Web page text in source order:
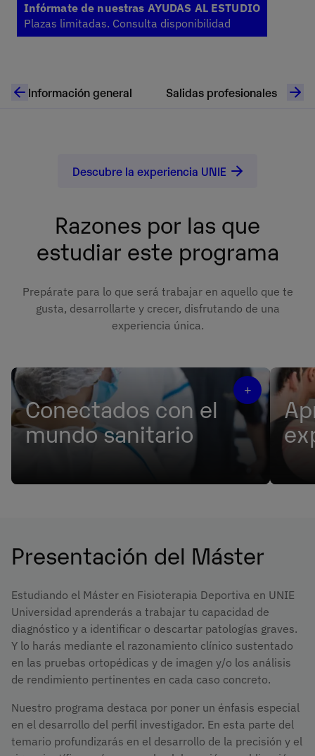
Infórmate de nuestras AYUDAS AL ESTUDIO
Plazas limitadas. Consulta disponibilidad
Información general Salidas profesionales
Descubre la experiencia UNIE
Razones por las que
estudiar este programa
Prepárate para lo que será trabajar en aquello que te
gusta, desarrollarte y crecer, disfrutando de una
experiencia única.
+
Conectados con el
mundo sanitario
Convenios con hospitales, clínicas y centros
Presentación del Máster
Estudiando el Máster en Fisioterapia Deportiva en UNIE
Universidad aprenderás a trabajar tu capacidad de
diagnóstico y a identificar o descartar patologías graves.
Y lo harás mediante el razonamiento clínico sustentado
en las pruebas ortopédicas y de imagen y/o los análisis
de rendimiento pertinentes en cada caso concreto.
Nuestro programa destaca por poner un énfasis especial
en el desarrollo del perfil investigador. En esta parte del
temario profundizarás en el desarrollo de la precisión y el